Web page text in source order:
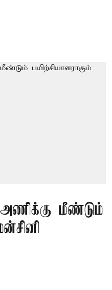
அணிக்கு மீண்டும்